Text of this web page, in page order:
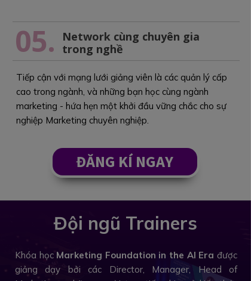
05.
Network cùng chuyên gia
trong nghề
Tiếp cận với mạng lưới giảng viên là các quản lý cấp
cao trong ngành, và những bạn học cùng ngành
marketing - hứa hẹn một khởi đầu vững chắc cho sự
nghiệp Marketing chuyên nghiệp.
ĐĂNG KÍ NGAY
Đội ngũ Trainers
Khóa học Marketing Foundation in the AI Era được
giảng dạy bởi các Director, Manager, Head of